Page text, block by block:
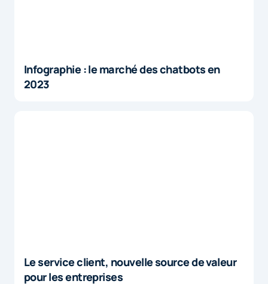
Infographie : le marché des chatbots en
2023
Le service client, nouvelle source de valeur
pour les entreprises